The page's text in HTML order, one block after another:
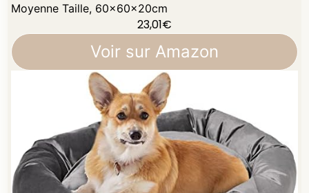
Moyenne Taille, 60x60x20cm
23,01€
Voir sur Amazon